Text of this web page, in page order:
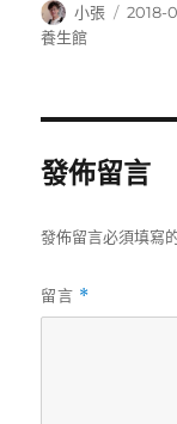
作
者
小張
發
2018-
養生館
發佈留言
發佈留言必須填寫
留言 *